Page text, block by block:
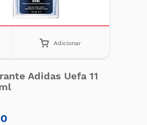
Adicionar
Adidas Uefa 11